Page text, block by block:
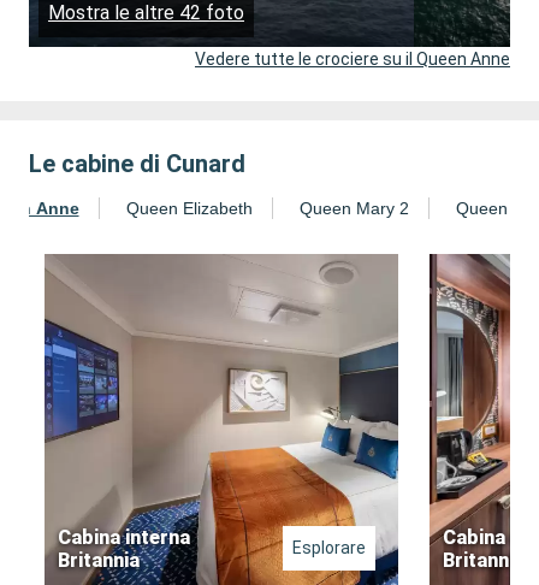
Mostra le altre 42 foto
Vedere tutte le crociere su il Queen Anne
Le cabine di Cunard
Anne Queen Elizabeth Queen Mary 2 Queen
Cabina interna
Britannia
Esplorare
Cabina
Britannia